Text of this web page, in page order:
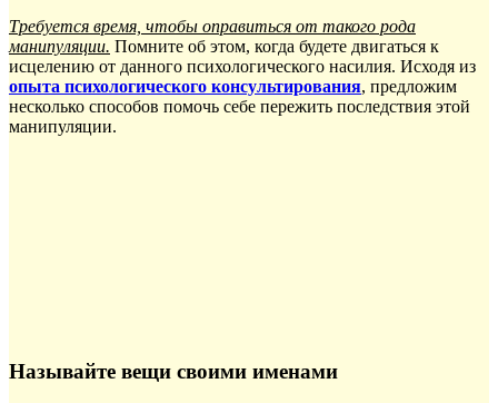
Требуется время, чтобы оправиться от такого рода
манипуляции. Помните об этом, когда будете двигаться к
исцелению от данного психологического насилия. Исходя из
опыта психологического консультирования, предложим
несколько способов помочь себе пережить последствия этой
манипуляции.
Называйте вещи своими именами